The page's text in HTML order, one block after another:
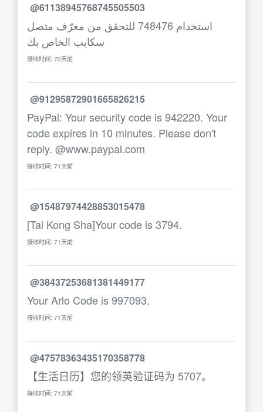
@61138945768745505503
استخدام 748476 للتحقق من معرّف متصل
سكايب الخاص بك
接收时间: 70天前
@91295872901665826215
PayPal: Your security code is 942220. Your
code expires in 10 minutes. Please don't
reply. @www.paypal.com
接收时间: 71天前
@15487974428853015478
[Tai Kong Sha]Your code is 3794.
接收时间: 71天前
@38437253681381449177
Your Arlo Code is 997093.
接收时间: 71天前
@47578363435170358778
【生活日历】您的领英验证码为 5707。
接收时间: 71天前